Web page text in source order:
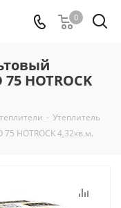
0
HOTROCK
- Утеплитель
HOTROCK 4,32кв.м.